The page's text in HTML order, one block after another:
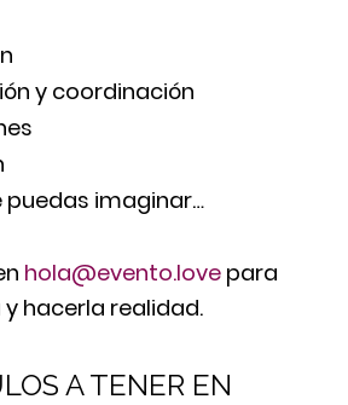
y coordinación
puedas imaginar…
hola@evento.love para
hacerla realidad.
A TENER EN